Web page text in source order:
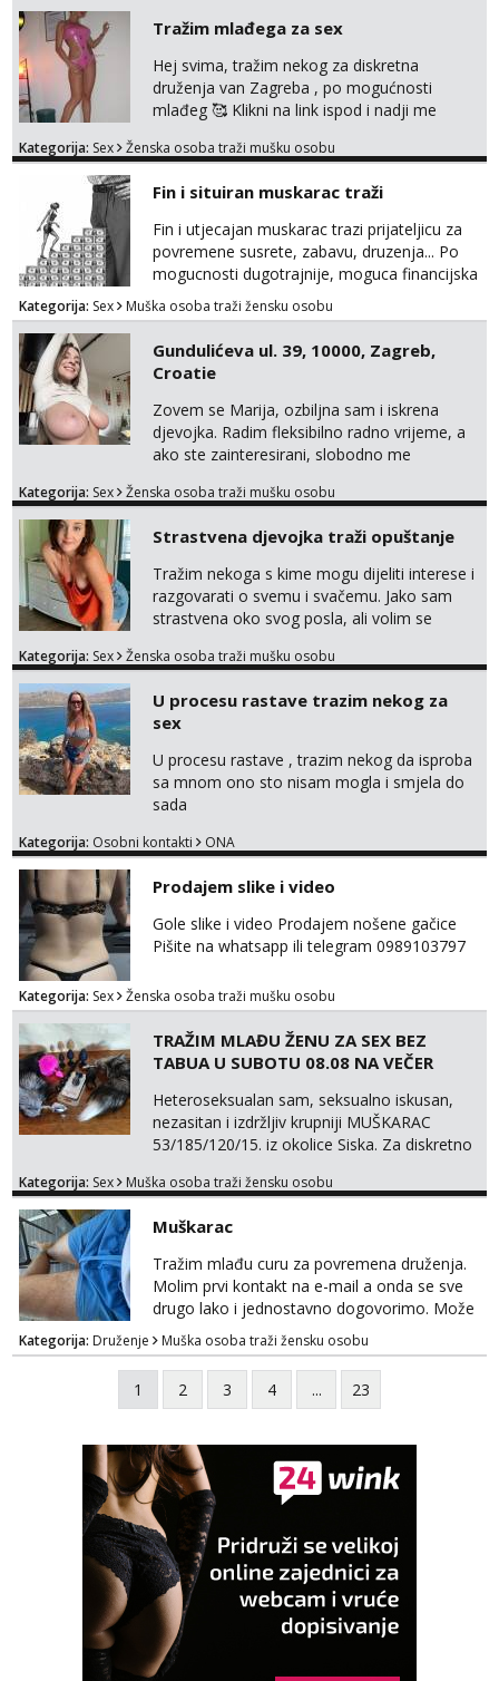
Tražim mlađega za sex
Hej svima, tražim nekog za diskretna
druženja van Zagreba , po mogućnosti
mlađeg 🥰 Klikni na link ispod i nadji me
Kategorija: Sex Ženska osoba traži mušku osobu
Fin i situiran muskarac traži
Fin i utjecajan muskarac trazi prijateljicu za
povremene susrete, zabavu, druzenja... Po
mogucnosti dugotrajnije, moguca financijska
potpora!
Kategorija: Sex Muška osoba traži žensku osobu
Gundulićeva ul. 39, 10000, Zagreb,
Croatie
Zovem se Marija, ozbiljna sam i iskrena
djevojka. Radim fleksibilno radno vrijeme, a
ako ste zainteresirani, slobodno me
broj☎️:+385 92 451 2472
Kategorija: Sex Ženska osoba traži mušku osobu
Strastvena djevojka traži opuštanje
Tražim nekoga s kime mogu dijeliti interese i
razgovarati o svemu i svačemu. Jako sam
strastvena oko svog posla, ali volim se
Voljela bi naci nekoga pa da se nemoram
ispod i nadji me tamo, cekam te!
Kategorija: Sex Ženska osoba traži mušku osobu
U procesu rastave trazim nekog za
sex
U procesu rastave , trazim nekog da isproba
sa mnom ono sto nisam mogla i smjela do
sada
Kategorija: Osobni kontakti ONA
Prodajem slike i video
Gole slike i video Prodajem nošene gačice
Pišite na whatsapp ili telegram 0989103797
Kategorija: Sex Ženska osoba traži mušku osobu
TRAŽIM MLAĐU ŽENU ZA SEX BEZ
TABUA U SUBOTU 08.08 NA VEČER
Heteroseksualan sam, seksualno iskusan,
nezasitan i izdržljiv krupniji MUŠKARAC
53/185/120/15. iz okolice Siska. Za diskretno
VEČER u ZAGREBU tražim MLAĐU ŽENU bez
udaljenost konkretno zainteresiranu za SEKS
bez TABUA i KONDOMA upotpunjen SEKS
IGRAČKAMA od vibratora i umjetnih dilda do
analnih čepova raznih vel...
Kategorija: Sex Muška osoba traži žensku osobu
Muškarac
Tražim mlađu curu za povremena druženja.
Molim prvi kontakt na e-mail a onda se sve
drugo lako i jednostavno dogovorimo. Može
sve u krugu od 100 km oko Zagreba
Kategorija: Druženje Muška osoba traži žensku osobu
1 2 3 4 ... 23